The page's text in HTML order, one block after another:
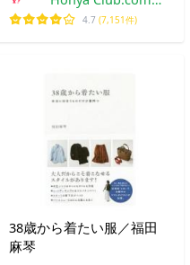
Yahoo!店
4.7 (7,151件)
38歳から着たい服／福田
麻琴